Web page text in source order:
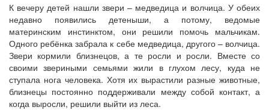
К вечеру детей нашли звери – медведица и волчица. У обеих
недавно появились детеныши, а потому, ведомые
материнским инстинктом, они решили помочь мальчикам.
Одного ребёнка забрала к себе медведица, другого – волчица.
Звери кормили близнецов, а те росли и росли. Вместе со
своими звериными семьями жили в глухом лесу, куда не
ступала нога человека. Хотя их вырастили разные животные,
близнецы постоянно поддерживали между собой контакт, а
когда выросли, решили выйти из леса.